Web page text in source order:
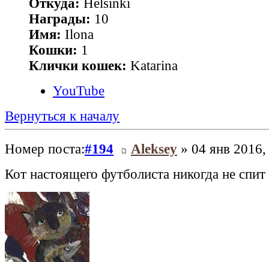
Откуда: Helsinki
Награды: 10
Имя: Ilona
Кошки: 1
Клички кошек: Katarina
YouTube
Вернуться к началу
Номер поста:#194 Aleksey » 04 янв
Кот настоящего футболиста никогда не